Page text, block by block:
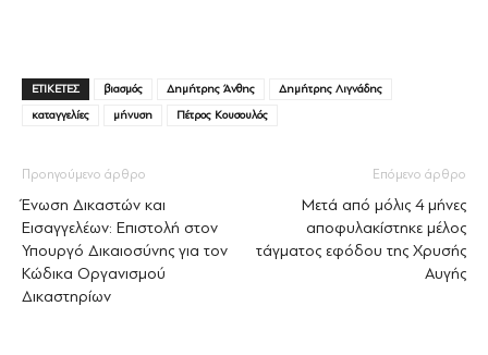
ΕΤΙΚΕΤΕΣ βιασμός Δημήτρης Άνθης
Δημήτρης Λιγνάδης
καταγγελίες
μήνυση Πέτρος Κουσουλός
Προηγούμενο άρθρο
Ένωση Δικαστών και
Εισαγγελέων: Επιστολή στον
Υπουργό Δικαιοσύνης για τον
Κώδικα Οργανισμού
Δικαστηρίων
Επόμενο άρθρο
Μετά από μόλις 4 μήνες
αποφυλακίστηκε μέλος
τάγματος εφόδου της Χρυσής
Αυγής